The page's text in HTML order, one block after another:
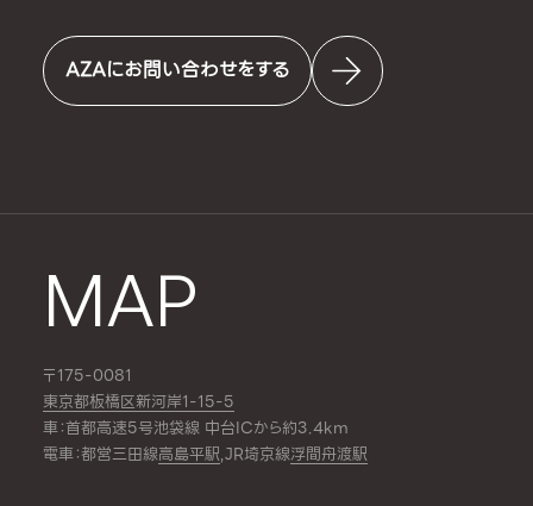
AZAにお問い合わせをする
MAP
〒175-0081
東京都板橋区新河岸1-15-5
車：首都高速5号池袋線 中台ICから約3.4km
電車：都営三田線高島平駅,JR埼京線浮間舟渡駅